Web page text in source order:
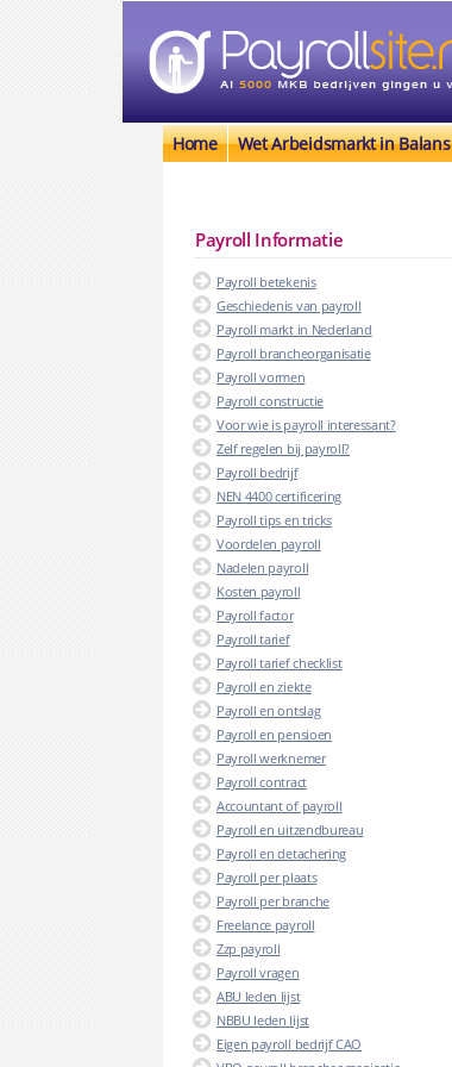
Home Wet Arbeidsmarkt in Balans
Payroll Informatie
Payroll betekenis
Geschiedenis van payroll
Payroll markt in Nederland
Payroll brancheorganisatie
Payroll vormen
Payroll constructie
Voor wie is payroll interessant?
Zelf regelen bij payroll?
Payroll bedrijf
NEN 4400 certificering
Payroll tips en tricks
Voordelen payroll
Nadelen payroll
Kosten payroll
Payroll factor
Payroll tarief
Payroll tarief checklist
Payroll en ziekte
Payroll en ontslag
Payroll en pensioen
Payroll werknemer
Payroll contract
Accountant of payroll
Payroll en uitzendbureau
Payroll en detachering
Payroll per plaats
Payroll per branche
Freelance payroll
Zzp payroll
Payroll vragen
ABU leden lijst
NBBU leden lijst
Eigen payroll bedrijf CAO